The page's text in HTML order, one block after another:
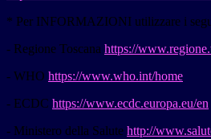
* Per INFORMAZIONI utilizzare i
- Regione Toscana https://
- WHO https://www.who.int/home
- ECDC https://www.ecdc.europa.eu/en
- Ministero della Salute http://